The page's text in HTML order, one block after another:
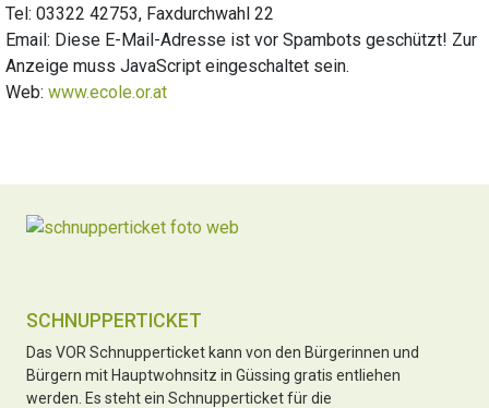
Tel: 03322 42753, Faxdurchwahl 22
Email: Diese E-Mail-Adresse ist vor Spambots geschützt! Zur
Anzeige muss JavaScript eingeschaltet sein.
Web: www.ecole.or.at
SCHNUPPERTICKET
Das VOR Schnupperticket kann von den Bürgerinnen und
Bürgern mit Hauptwohnsitz in Güssing gratis entliehen
werden. Es steht ein Schnupperticket für die